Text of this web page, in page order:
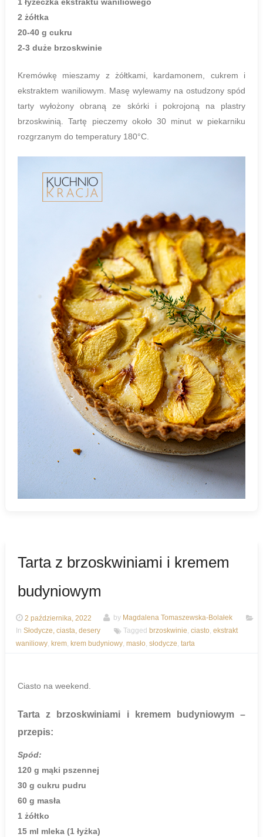
2 żółtka
20-40 g cukru
2-3 duże brzoskwinie
Kremówkę mieszamy z żółtkami, kardamonem, cukrem i
ekstraktem waniliowym. Masę wylewamy na ostudzony spód
tarty wyłożony obraną ze skórki i pokrojoną na plastry
brzoskwinią. Tartę pieczemy około 30 minut w piekarniku
rozgrzanym do temperatury 180°C.
Tarta z brzoskwiniami i kremem
budyniowym
2 października, 2022 by Magdalena Tomaszewska-Bolałek
In Słodycze, ciasta, desery Tagged brzoskwinie, ciasto, ekstrakt
waniliowy, krem, krem budyniowy, masło, słodycze, tarta
Ciasto na weekend.
Tarta z brzoskwiniami i kremem budyniowym–
przepis:
Spód:
120 g mąki pszennej
30 g cukru pudru
60 g masła
1 żółtko
15 ml mleka (1 łyżka)